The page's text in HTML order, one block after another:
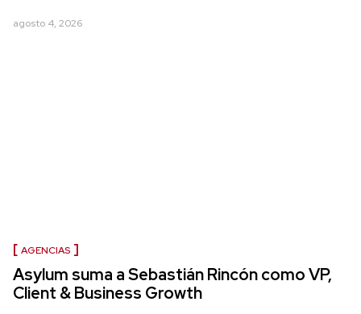
agosto 4, 2026
AGENCIAS
Asylum suma a Sebastián Rincón como VP,
Client & Business Growth